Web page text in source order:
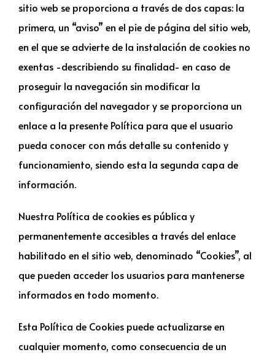
sitio web se proporciona a través de dos capas: la
primera, un “aviso” en el pie de página del sitio web,
en el que se advierte de la instalación de cookies no
exentas -describiendo su finalidad- en caso de
proseguir la navegación sin modificar la
configuración del navegador y se proporciona un
enlace a la presente Política para que el usuario
pueda conocer con más detalle su contenido y
funcionamiento, siendo esta la segunda capa de
información.
Nuestra Política de cookies es pública y
permanentemente accesibles a través del enlace
habilitado en el sitio web, denominado “Cookies”, al
que pueden acceder los usuarios para mantenerse
informados en todo momento.
Esta Política de Cookies puede actualizarse en
cualquier momento, como consecuencia de un